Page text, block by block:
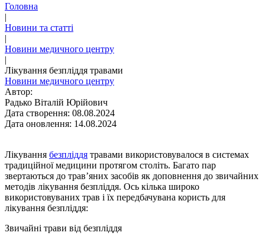
Головна
|
Новини та статті
|
Новини медичного центру
|
Лікування безпліддя травами
Новини медичного центру
Автор:
Радько Віталій Юрійович
Дата створення: 08.08.2024
Дата оновлення: 14.08.2024
Лікування безпліддя травами використовувалося в системах
традиційної медицини протягом століть. Багато пар
звертаються до трав’яних засобів як доповнення до звичайних
методів лікування безпліддя. Ось кілька широко
використовуваних трав і їх передбачувана користь для
лікування безпліддя:
Звичайні трави від безпліддя